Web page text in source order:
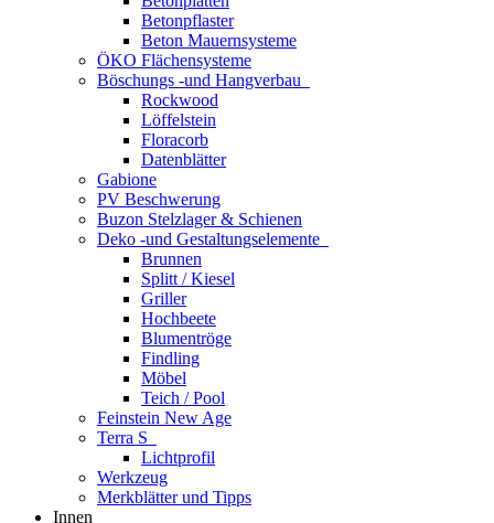
Betonpflaster
Beton Mauernsysteme
ÖKO Flächensysteme
Böschungs -und Hangverbau
Rockwood
Löffelstein
Floracorb
Datenblätter
Gabione
PV Beschwerung
Buzon Stelzlager & Schienen
Deko -und Gestaltungselemente
Brunnen
Splitt / Kiesel
Griller
Hochbeete
Blumentröge
Findling
Möbel
Teich / Pool
Feinstein New Age
Terra S
Lichtprofil
Werkzeug
Merkblätter und Tipps
Innen